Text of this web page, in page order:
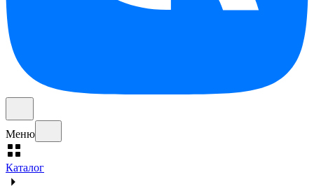
Меню
Каталог